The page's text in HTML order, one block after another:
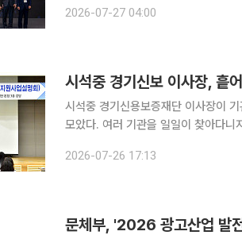
가운데 상생협력 선포식을 열고 국방
2026-07-27 04:00
시석중 경기신보 이사장, 흩
시석중 경기신용보증재단 이사장이
모았다. 여러 기관을 일일이 찾아다니
대상으로 '2026년 하반기 지원사업
2026-07-26 17:13
문체부, '2026 광고산업 발